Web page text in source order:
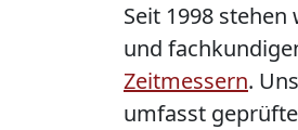
Seit 1998
und
Zeitmessern.
umfasst